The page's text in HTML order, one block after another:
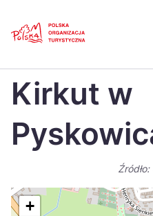
Polski
Dansk
Italiano
Kirkut w
+